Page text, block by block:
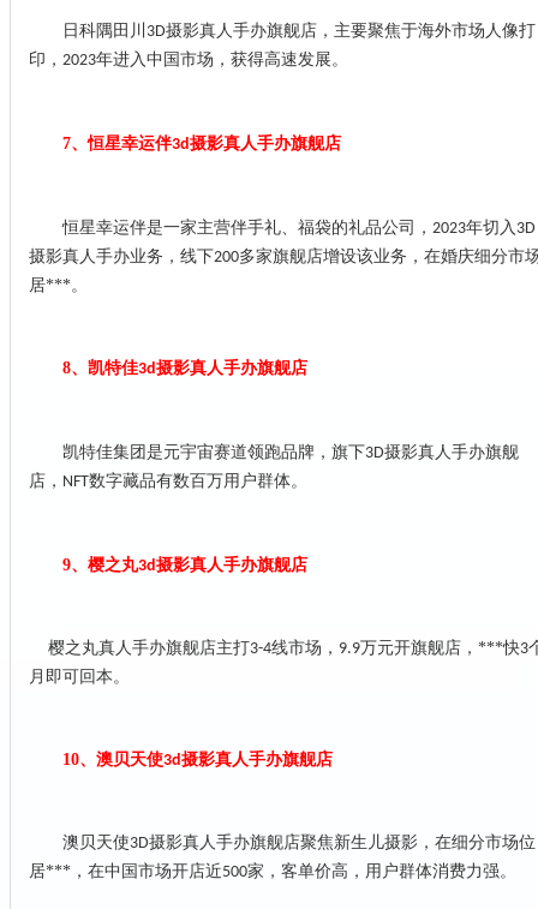
日科隅田川 3D摄影真人手办旗舰店，主要聚焦于海外市场人像打
印， 2023年进入中国市场，获得高速发展。
7、恒星幸运伴3d摄影真人手办旗舰店
恒星幸运伴是一家主营伴手礼、福袋的礼品公司， 2023年切入 3D
摄影真人手办业务，线下200多家旗舰店增设该业务，在婚庆细分市
居***。
8、 凯特佳3d摄影真人手办旗舰店
凯特佳集团是元宇宙赛道领跑品牌，旗下3D摄影真人手办旗舰
店， NFT数字藏品有数百万用户群体。
9、 樱之丸3d摄影真人手办旗舰店
樱之丸真人手办旗舰店主打3-4线市场， 9.9万元开旗舰店，***快3
月即可回本。
10、 澳贝天使3d摄影真人手办旗舰店
澳贝天使3D摄影真人手办旗舰店聚焦新生儿摄影，在细分市场位
居***，在中国市场开店近500家，客单价高，用户群体消费力强。